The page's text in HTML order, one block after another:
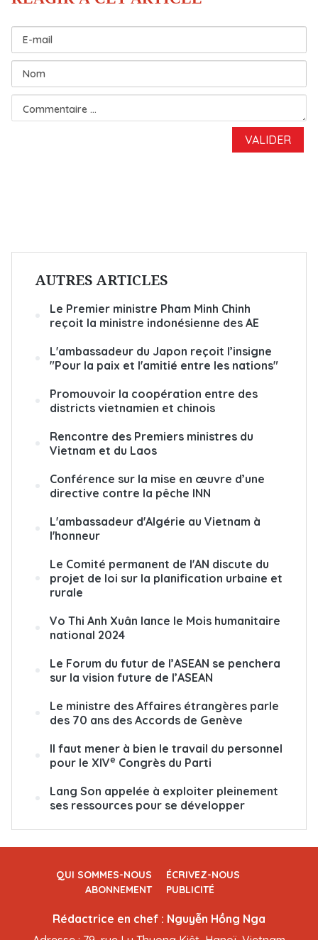
AUTRES ARTICLES
Le Premier ministre Pham Minh Chinh
reçoit la ministre indonésienne des AE
L'ambassadeur du Japon reçoit l’insigne
"Pour la paix et l'amitié entre les nations"
Promouvoir la coopération entre des
districts vietnamien et chinois
Rencontre des Premiers ministres du
Vietnam et du Laos
Conférence sur la mise en œuvre d’une
directive contre la pêche INN
L'ambassadeur d'Algérie au Vietnam à
l'honneur
Le Comité permanent de l'AN discute du
projet de loi sur la planification urbaine et
rurale
Vo Thi Anh Xuân lance le Mois humanitaire
national 2024
Le Forum du futur de l’ASEAN se penchera
sur la vision future de l’ASEAN
Le ministre des Affaires étrangères parle
des 70 ans des Accords de Genève
Il faut mener à bien le travail du personnel
pour le XIVe Congrès du Parti
Lang Son appelée à exploiter pleinement
ses ressources pour se développer
QUI SOMMES-NOUS
ÉCRIVEZ-NOUS
ABONNEMENT
PUBLICITÉ
Rédactrice en chef : Nguyễn Hồng Nga